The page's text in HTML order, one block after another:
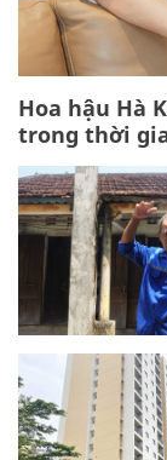
Hoa hậu Hà
trong thời